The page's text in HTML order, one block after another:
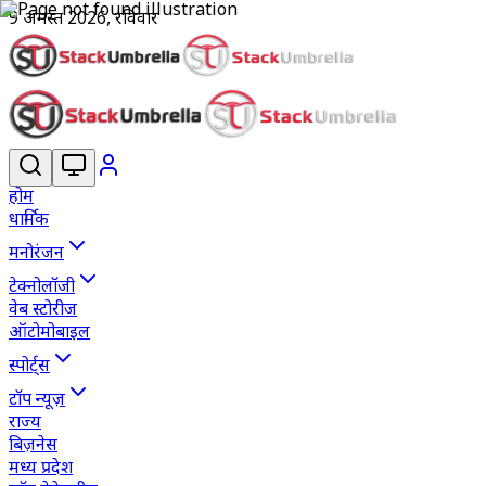
9 अगस्त 2026, रविवार
होम
धार्मिक
मनोरंजन
टेक्नोलॉजी
वेब स्टोरीज
ऑटोमोबाइल
स्पोर्ट्स
टॉप न्यूज़
राज्य
बिज़नेस
मध्य प्रदेश